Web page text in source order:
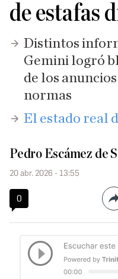
de estafas
Distintos
Gemini logró
de los
normas
El estado real
Pedro Escámez de
20 abr. 2026 - 13:55
0